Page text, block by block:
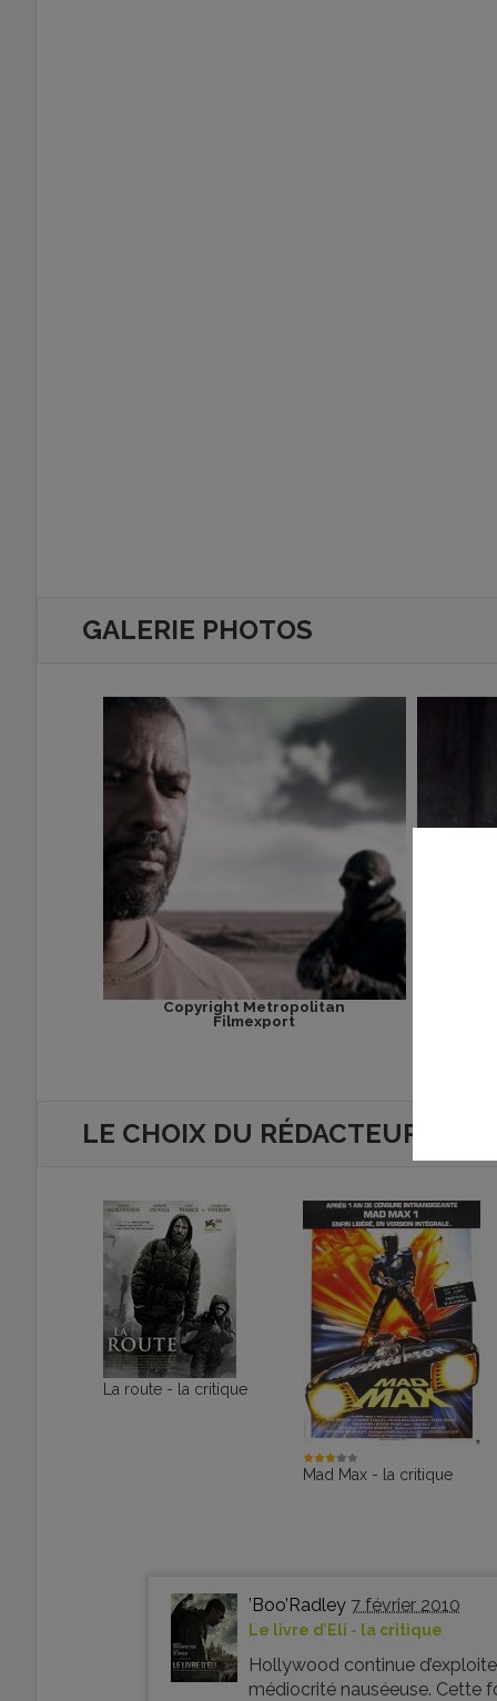
GALERIE PHOTOS
Copyright Metropolitan
Filmexport
LE CHOIX DU RÉDACTEUR
La route - la critique
Mad Max - la critique
’Boo’Radley 7 février 2010
Le livre d’Eli - la critique
Hollywood continue
médiocrité nauséeuse. Cette